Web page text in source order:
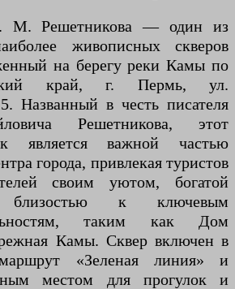
М. Решетникова — один из
живописных скверов
на берегу реки Камы по
край, г. Пермь, ул.
Названный в честь писателя
Решетникова, этот
является важной частью
города, привлекая туристов
своим уютом, богатой
к ключевым
таким как Дом
Камы. Сквер включен в
«Зеленая линия» и
местом для прогулок и